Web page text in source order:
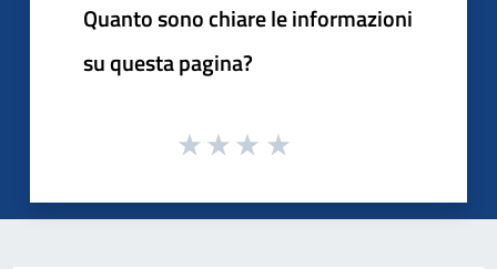
Quanto sono chiare le informazioni
su questa pagina?